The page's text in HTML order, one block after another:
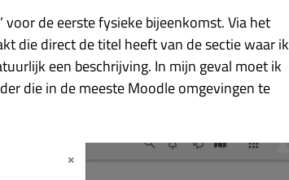
voor de eerste fysieke bijeenkomst. Via het
die direct de titel heeft van de sectie waar ik
een beschrijving. In mijn geval moet ik
die in de meeste Moodle omgevingen te